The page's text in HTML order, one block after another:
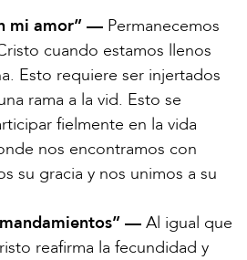
mi amor” — Permanecemos
cuando estamos llenos
Esto requiere ser injertados
rama a la vid. Esto se
fielmente en la vida
nos encontramos con
su gracia y nos unimos a su
— Al igual que
reafirma la fecundidad y